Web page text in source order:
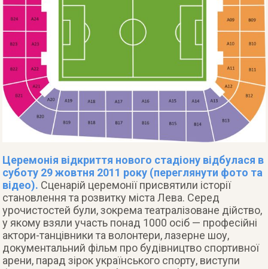
Церемонія відкриття нового стадіону відбулася в
суботу 29 жовтня 2011 року (переглянути фото та
відео). Сценарій церемонії присвятили історії
становлення та розвитку міста Лева. Серед
урочистостей були, зокрема театралізоване дійство,
у якому взяли участь понад 1000 осіб — професійні
актори-танцівники та волонтери, лазерне шоу,
документальний фільм про будівництво спортивної
арени, парад зірок українського спорту, виступи